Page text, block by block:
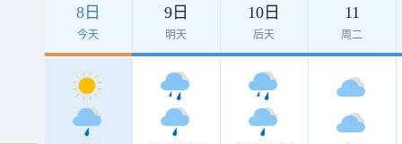
8日
今天
9日
明天
10日
后天
11
周二